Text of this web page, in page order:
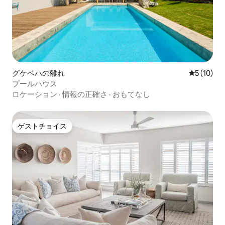
グケベハの離れ レビュー
5 (10)
プールハウス
ロケーション ·情報の正確さ · おもてなし
ゲストチョイス
ゲストチョイス